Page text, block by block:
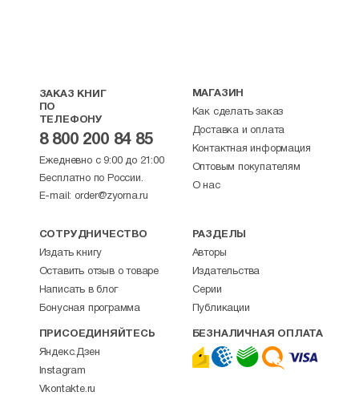
ЗАКАЗ КНИГ
ПО
ТЕЛЕФОНУ
8 800 200 84 85
Ежедневно с 9:00 до 21:00
Бесплатно по России.
E-mail: order@zyorna.ru
МАГАЗИН
Как сделать заказ
Доставка и оплата
Контактная информация
Оптовым покупателям
О нас
СОТРУДНИЧЕСТВО
Издать книгу
Оставить отзыв о товаре
Написать в блог
Бонусная программа
РАЗДЕЛЫ
Авторы
Издательства
Серии
Публикации
ПРИСОЕДИНЯЙТЕСЬ
Яндекс.Дзен
Instagram
Vkontakte.ru
БЕЗНАЛИЧНАЯ ОПЛАТА